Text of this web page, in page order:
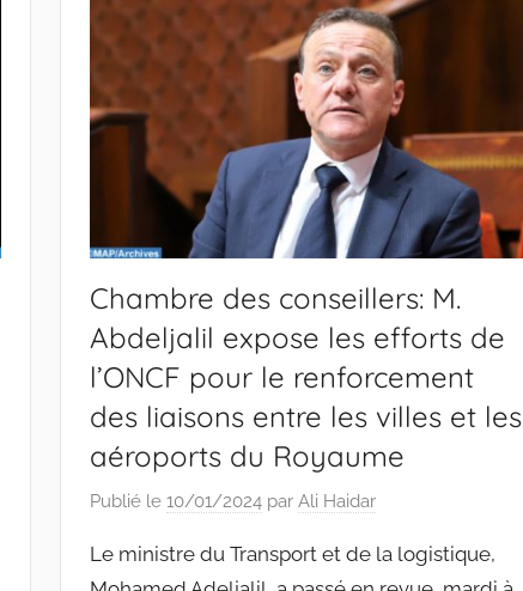
Chambre des conseillers: M.
Abdeljalil expose les efforts de
l’ONCF pour le renforcement
des liaisons entre les villes et les
aéroports du Royaume
Publié le10/01/2024 parAli Haidar
Le ministre du Transport et de la logistique,